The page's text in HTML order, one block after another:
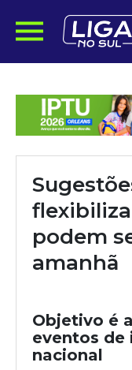
podem
amanhã
Objetivo é
eventos de
nacional